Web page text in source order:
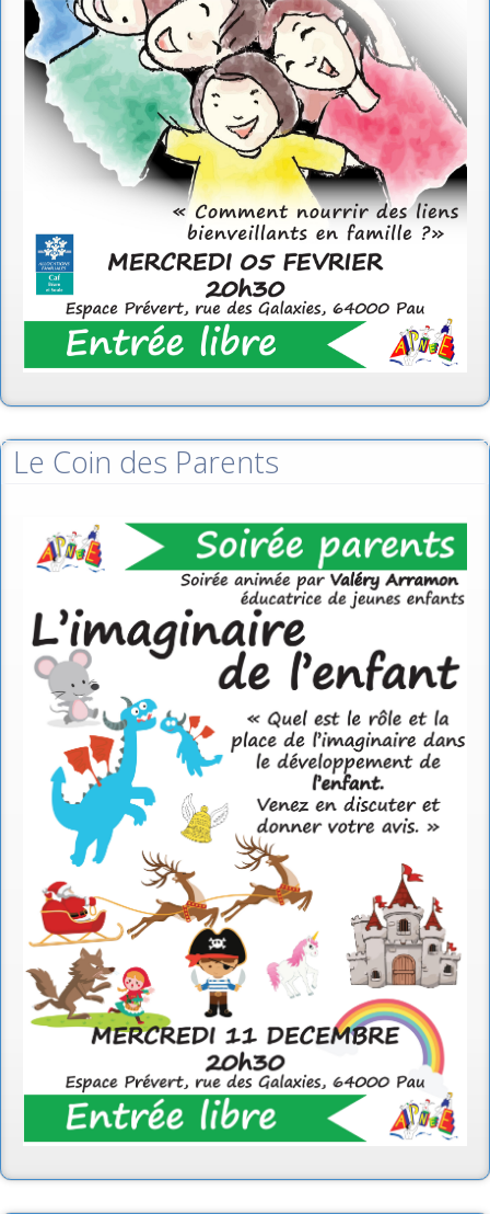
Le Coin des Parents